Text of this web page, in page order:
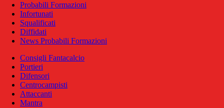
Probabili Formazioni
Infortunati
Squalificati
Diffidati
News Probabili Formazioni
Consigli Fantacalcio
Portieri
Difensori
Centrocampisti
Attaccanti
Mantra